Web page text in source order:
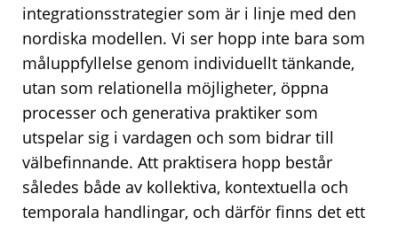
integrationsstrategier som är i linje med den
nordiska modellen. Vi ser hopp inte bara som
måluppfyllelse genom individuellt tänkande,
utan som relationella möjligheter, öppna
processer och generativa praktiker som
utspelar sig i vardagen och som bidrar till
välbefinnande. Att praktisera hopp består
således både av kollektiva, kontextuella och
temporala handlingar, och därför finns det ett